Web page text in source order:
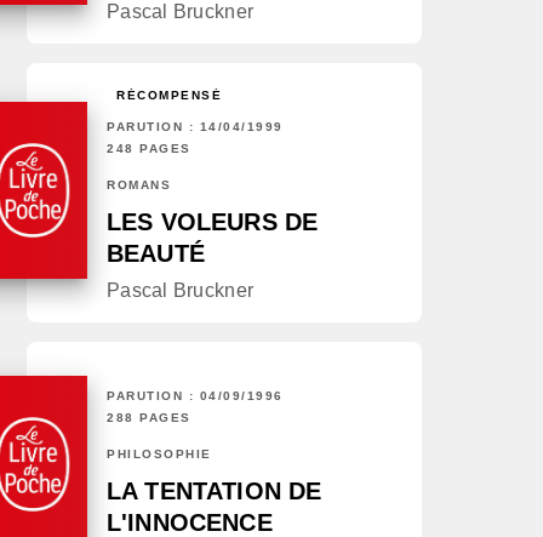
Pascal Bruckner
RÉCOMPENSÉ
PARUTION : 14/04/1999
248 PAGES
ROMANS
LES VOLEURS DE
BEAUTÉ
Pascal Bruckner
PARUTION : 04/09/1996
288 PAGES
PHILOSOPHIE
LA TENTATION DE
L'INNOCENCE